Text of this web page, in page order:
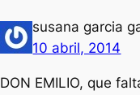
susana garcia
10 abril, 2014
DON EMILIO, que